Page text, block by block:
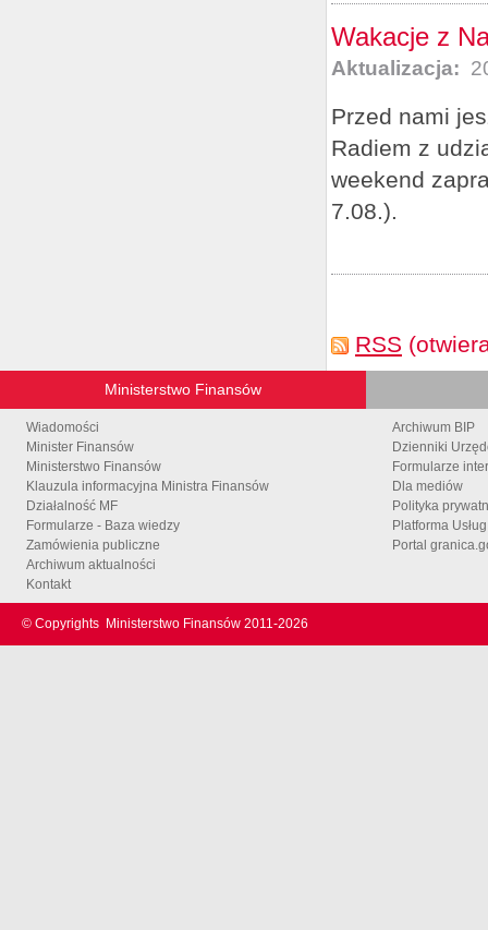
Wakacje z
Aktualizacja:
Przed nami
Radiem z
weekend
7.08.).
RSS
Ministerstwo Finansów
Wiadomości
Minister Finansów
Ministerstwo Finansów
Klauzula informacyjna Ministra Finansów
Działalność MF
Formularze - Baza wiedzy
Zamówienia publiczne
Archiwum aktualności
Kontakt
Archiwum BIP
Dzienniki
Formularze
Dla mediów
Polityka
Platforma
Portal
© Copyrights Ministerstwo Finansów 2011-2026